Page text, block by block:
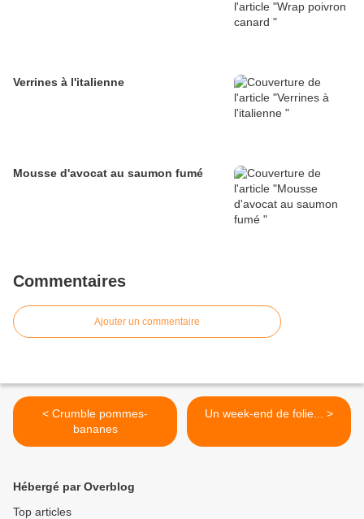
Verrines à l'italienne
Mousse d'avocat au saumon fumé
Commentaires
Ajouter un commentaire
< Crumble pommes-
bananes
Un week-end de folie... >
Hébergé par Overblog
Top articles